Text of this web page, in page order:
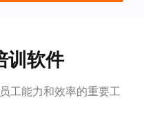
训软件
工能力和效率的重要工